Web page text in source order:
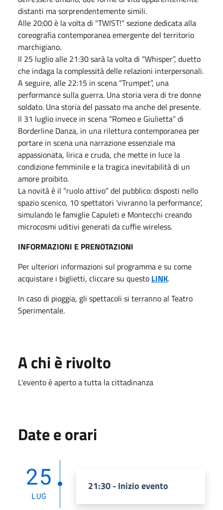
distanti ma sorprendentemente simili.
Alle 20:00 è la volta di "TWIST!" sezione dedicata alla
coreografia contemporanea emergente del territorio
marchigiano.
Il 25 luglio alle 21:30 sarà la volta di “Whisper”, duetto
che indaga la complessità delle relazioni interpersonali.
A seguire, alle 22:15 in scena “Trumpet”, una
performance sulla guerra. Una storia vera di tre donne
soldato. Una storia del passato ma anche del presente.
Il 31 luglio invece in scena “Romeo e Giulietta” di
Borderline Danza, in una rilettura contemporanea per
portare in scena una narrazione essenziale ma
appassionata, lirica e cruda, che mette in luce la
condizione femminile e la tragica inevitabilità di un
amore proibito.
La novità è il “ruolo attivo” del pubblico: disposti nello
spazio scenico, 10 spettatori 'vivranno la performance',
simulando le famiglie Capuleti e Montecchi creando
microcosmi uditivi generati da cuffie wireless.
INFORMAZIONI E PRENOTAZIONI
Per ulteriori informazioni sul programma e su come
acquistare i biglietti, cliccare su questo LINK.
In caso di pioggia, gli spettacoli si terranno al Teatro
Sperimentale.
A chi è rivolto
L'evento è aperto a tutta la cittadinanza
Date e orari
25
LUG
21:30 - Inizio evento